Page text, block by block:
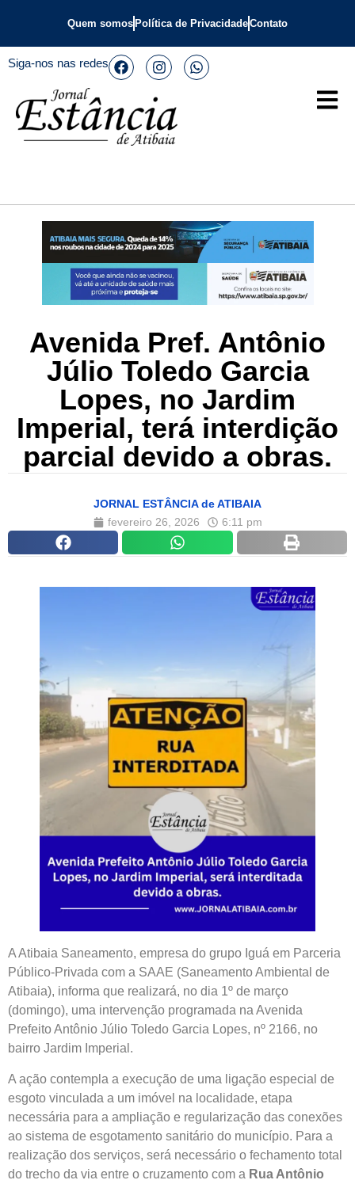
Quem somos Política de PrivacidadeContato
Siga-nos nas redes
Avenida Pref. Antônio
Júlio Toledo Garcia
Lopes, no Jardim
Imperial, terá interdição
parcial devido a obras.
JORNAL ESTÂNCIA de ATIBAIA
fevereiro 26, 2026
6:11 pm
A Atibaia Saneamento, empresa do grupo Iguá em Parceria
Público-Privada com a SAAE (Saneamento Ambiental de
Atibaia), informa que realizará, no dia 1º de março
(domingo), uma intervenção programada na Avenida
Prefeito Antônio Júlio Toledo Garcia Lopes, nº 2166, no
bairro Jardim Imperial.
A ação contempla a execução de uma ligação especial de
esgoto vinculada a um imóvel na localidade, etapa
necessária para a ampliação e regularização das conexões
ao sistema de esgotamento sanitário do município. Para a
realização dos serviços, será necessário o fechamento total
do trecho da via entre o cruzamento com a Rua Antônio